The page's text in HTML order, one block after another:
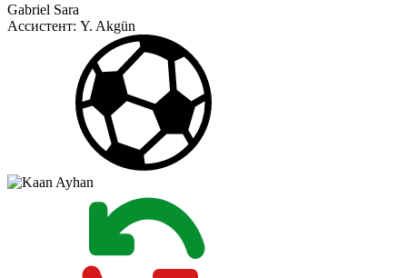
Gabriel Sara
Ассистент: Y. Akgün